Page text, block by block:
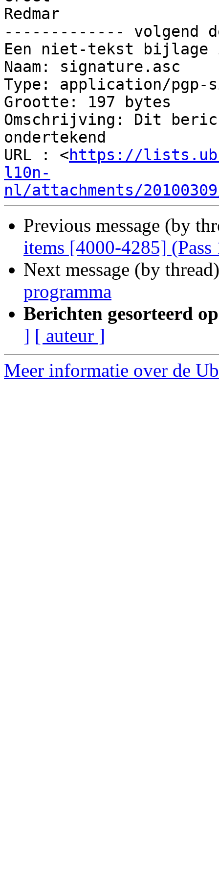
Redmar
------------- volgend
Een niet-tekst
Naam: signature.asc
Type: application/pgp-
Grootte: 197 bytes
Omschrijving: Dit
ondertekend
URL : <https://
l10n-
nl/attachments/
Previous message (by
items [4000-4285] (Pass
Next message (by
programma
Berichten gesorteerd
] [ auteur ]
Meer informatie over de